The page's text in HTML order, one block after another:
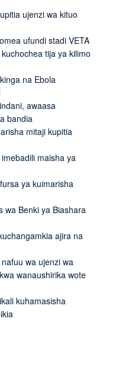
ujenzi wa kituo
ufundi stadi VETA
tija ya kilimo
na Ebola
awaasa
bandia
mitaji kupitia
maisha ya
ya kuimarisha
wa Benki ya Biashara
ajira na
wa ujenzi wa
wanaushirika wote
kuhamasisha